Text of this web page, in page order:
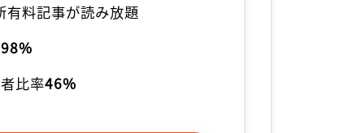
料記事が読み放題
98%
比率46%